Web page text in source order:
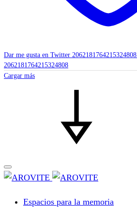
Dar me gusta en Twitter 2062181764215324808
2062181764215324808
Cargar más
Espacios para la memoria